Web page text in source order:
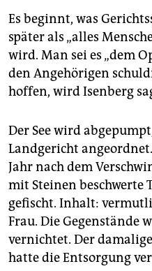
Es beginnt, was
später als „alles
wird. Man sei es „dem
den Angehörigen
hoffen, wird Isenberg
Der See wird
Landgericht
Jahr nach dem
mit Steinen beschwerte
gefischt. Inhalt:
Frau. Die Gegenstände
vernichtet. Der
hatte die Entsorgung